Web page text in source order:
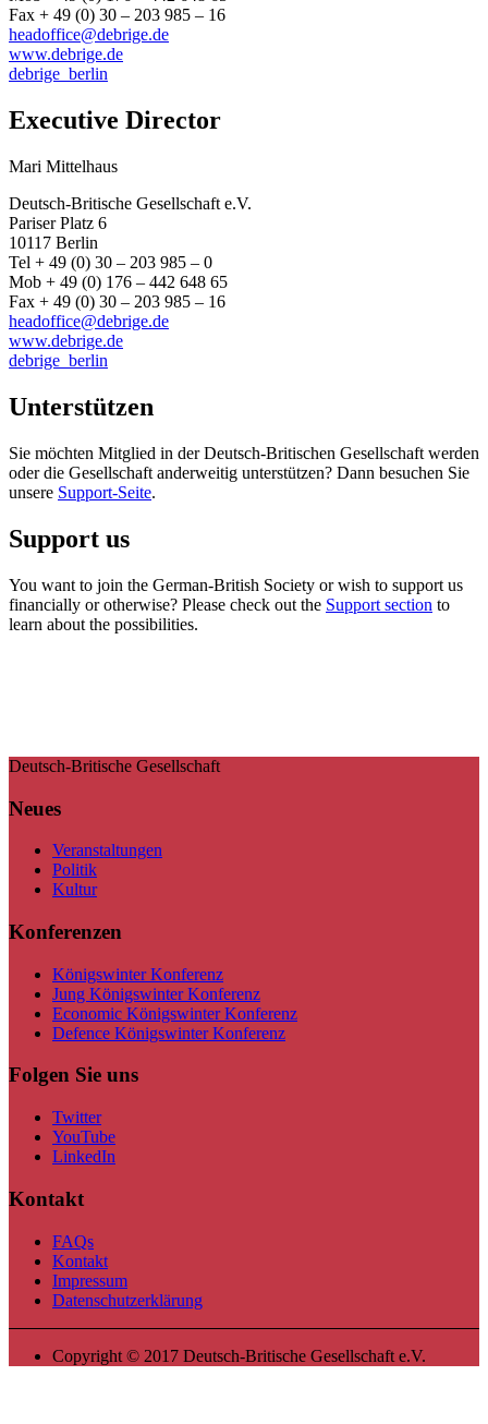
Fax + 49 (0) 30 – 203 985 – 16
headoffice@debrige.de
www.debrige.de
debrige_berlin
Executive Director
Mari Mittelhaus
Deutsch-Britische Gesellschaft e.V.
Pariser Platz 6
10117 Berlin
Tel + 49 (0) 30 – 203 985 – 0
Mob + 49 (0) 176 – 442 648 65
Fax + 49 (0) 30 – 203 985 – 16
headoffice@debrige.de
www.debrige.de
debrige_berlin
Unterstützen
Sie möchten Mitglied in der Deutsch-Britischen Gesellschaft werden
oder die Gesellschaft anderweitig unterstützen? Dann besuchen Sie
unsere Support-Seite.
Support us
You want to join the German-British Society or wish to support us
financially or otherwise? Please check out the Support section to
learn about the possibilities.
Deutsch-Britische Gesellschaft
Neues
Veranstaltungen
Politik
Kultur
Konferenzen
Königswinter Konferenz
Jung Königswinter Konferenz
Economic Königswinter Konferenz
Defence Königswinter Konferenz
Folgen Sie uns
Twitter
YouTube
LinkedIn
Kontakt
FAQs
Kontakt
Impressum
Datenschutzerklärung
Copyright © 2017 Deutsch-Britische Gesellschaft e.V.